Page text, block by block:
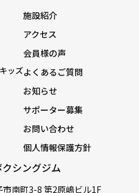
シングジム
南町3-8 第2原嶋ビル1F
ッズ
施設紹介
アクセス
会員様の声
よくあるご質問
お知らせ
サポーター募集
お問い合わせ
個人情報保護方針